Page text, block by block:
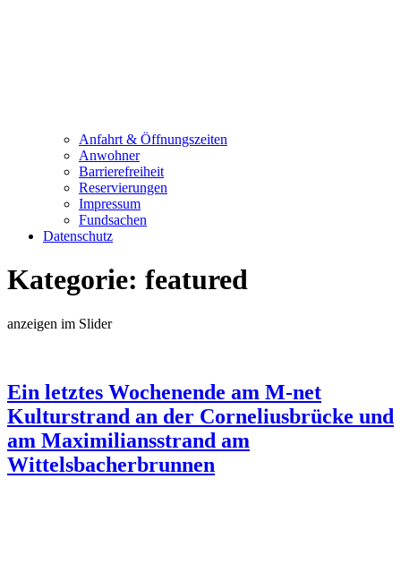
Anfahrt & Öffnungszeiten
Anwohner
Barrierefreiheit
Reservierungen
Impressum
Fundsachen
Datenschutz
Kategorie: featured
anzeigen im Slider
Ein letztes Wochenende am M-net
Kulturstrand an der Corneliusbrücke und
am Maximiliansstrand am
Wittelsbacherbrunnen